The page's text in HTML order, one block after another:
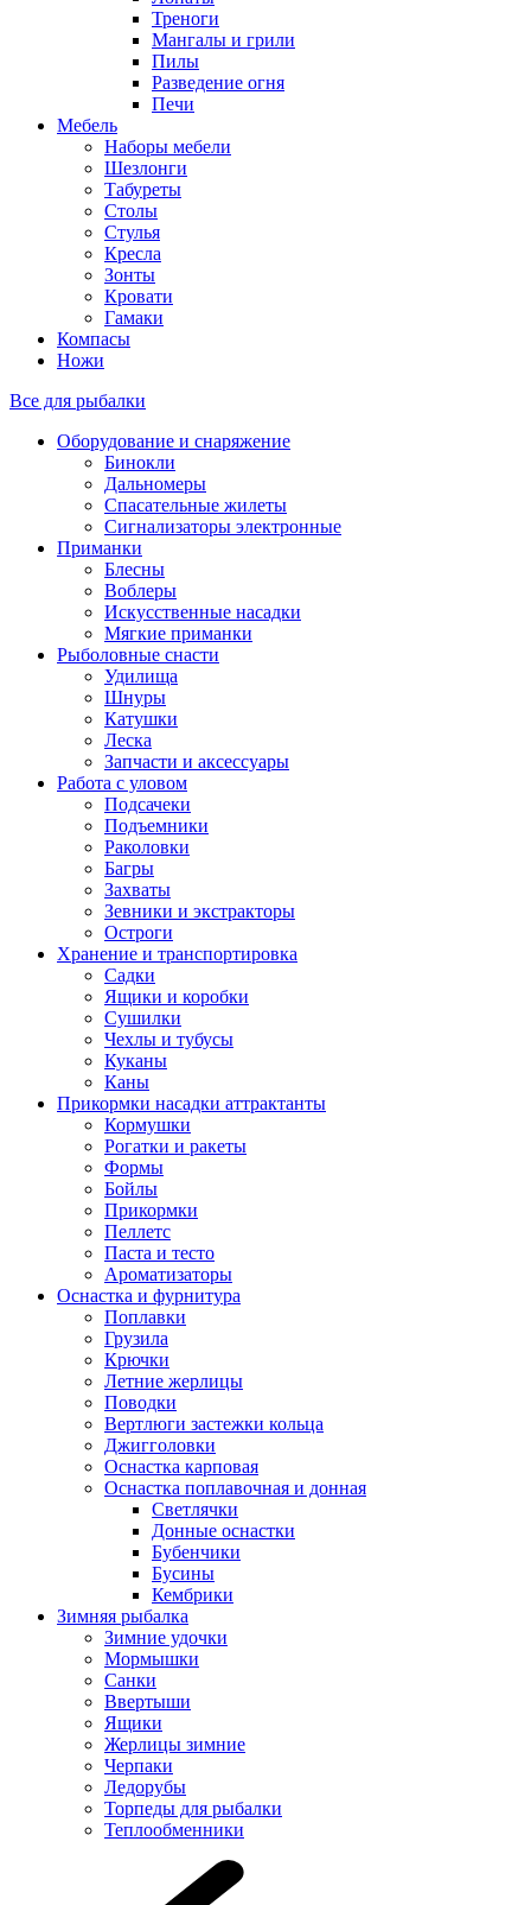
Треноги
Мангалы и грили
Пилы
Разведение огня
Печи
Мебель
Наборы мебели
Шезлонги
Табуреты
Столы
Стулья
Кресла
Зонты
Кровати
Гамаки
Компасы
Ножи
Все для рыбалки
Оборудование и снаряжение
Бинокли
Дальномеры
Спасательные жилеты
Сигнализаторы электронные
Приманки
Блесны
Воблеры
Искусственные насадки
Мягкие приманки
Рыболовные снасти
Удилища
Шнуры
Катушки
Леска
Запчасти и аксессуары
Работа с уловом
Подсачеки
Подъемники
Раколовки
Багры
Захваты
Зевники и экстракторы
Остроги
Хранение и транспортировка
Садки
Ящики и коробки
Сушилки
Чехлы и тубусы
Куканы
Каны
Прикормки насадки аттрактанты
Кормушки
Рогатки и ракеты
Формы
Бойлы
Прикормки
Пеллетс
Паста и тесто
Ароматизаторы
Оснастка и фурнитура
Поплавки
Грузила
Крючки
Летние жерлицы
Поводки
Вертлюги застежки кольца
Джигголовки
Оснастка карповая
Оснастка поплавочная и донная
Светлячки
Донные оснастки
Бубенчики
Бусины
Кембрики
Зимняя рыбалка
Зимние удочки
Мормышки
Санки
Ввертыши
Ящики
Жерлицы зимние
Черпаки
Ледорубы
Торпеды для рыбалки
Теплообменники